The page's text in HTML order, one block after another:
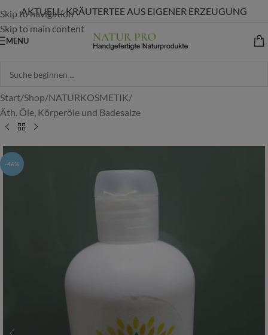
Skip to navigation
Skip to main content
AKTUELL: KRÄUTERTEE AUS EIGENER ERZEUGUNG
MENU
Start/Shop/NATURKOSMETIK/
Äth. Öle, Körperöle und Badesalze
-46%